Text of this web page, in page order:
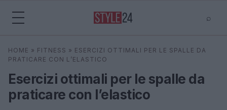
⌕
Cerca ⌕
HOME » FITNESS » ESERCIZI OTTIMALI PER LE SPALLE DA
PRATICARE CON L’ELASTICO
Esercizi ottimali per le spalle da
praticare con l’elastico